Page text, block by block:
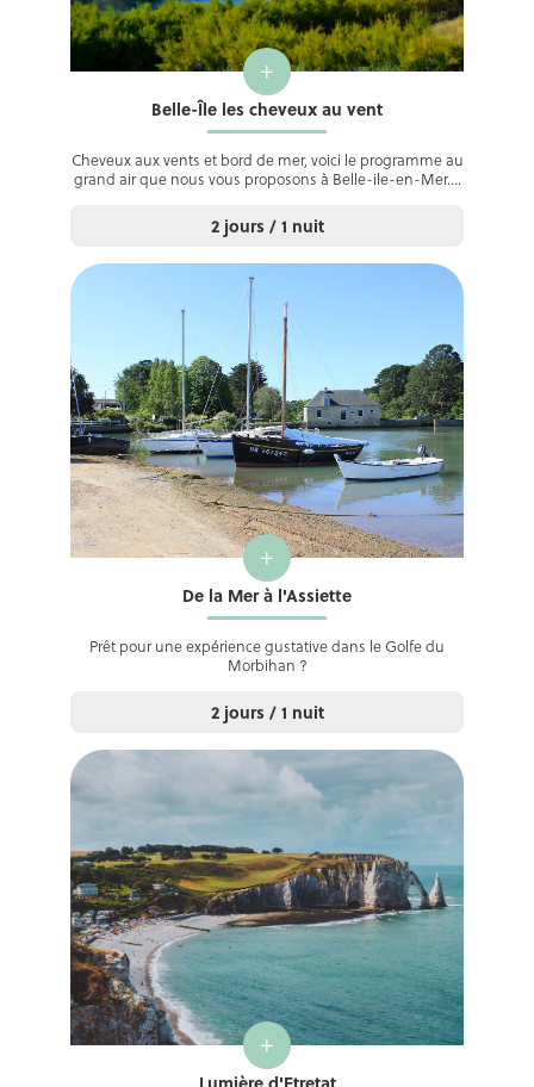
+
Belle-Île les cheveux au vent
Cheveux aux vents et bord de mer, voici le programme au
grand air que nous vous proposons à Belle-ile-en-Mer….
2 jours / 1 nuit
+
De la Mer à l'Assiette
Prêt pour une expérience gustative dans le Golfe du
Morbihan ?
2 jours / 1 nuit
+